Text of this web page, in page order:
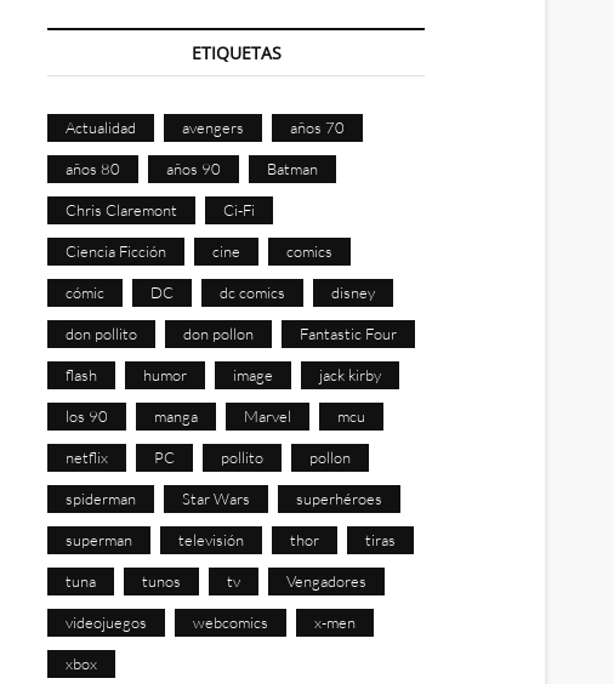
ETIQUETAS
Actualidad avengers años 70
años 80 años 90 Batman
Chris Claremont Ci-Fi
Ciencia Ficción cine comics
cómic DC dc comics disney
don pollito don pollon Fantastic Four
flash humor image jack kirby
los 90 manga Marvel mcu
netflix PC pollito pollon
spiderman Star Wars superhéroes
superman televisión thor tiras
tuna tunos tv Vengadores
videojuegos webcomics x-men
xbox